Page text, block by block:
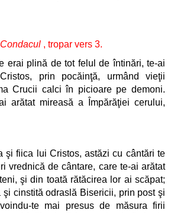
Condacul , tropar vers 3.
erai plină de tot felul de întinări, te-ai
prin pocăinţă, urmând vieţii
Crucii calci în picioare pe demoni.
arătat mireasă a Împărăţiei cerului,
şi fiica lui Cristos, astăzi cu cântări te
vrednică de cântare, care te-ai arătat
şi din toată rătăcirea lor ai scăpat;
cinstită odraslă Bisericii, prin post şi
te mai presus de măsura firii